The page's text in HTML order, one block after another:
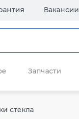
Вакансии
Запчасти
стекла